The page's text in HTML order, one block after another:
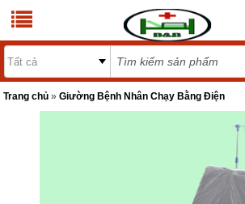
Trang chủ »Giường Bệnh Nhân Chạy Bằng Điện